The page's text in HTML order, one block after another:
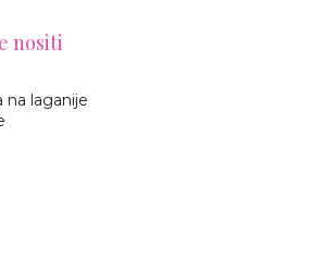
nositi
na laganije